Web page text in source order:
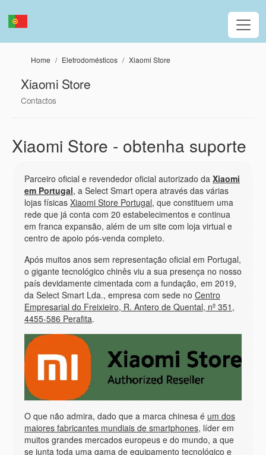
Home Eletrodomésticos Xiaomi Store
Xiaomi Store
Contactos
Xiaomi Store - obtenha suporte
Parceiro oficial e revendedor oficial autorizado da Xiaomi
em Portugal, a Select Smart opera através das várias
lojas físicas Xiaomi Store Portugal, que constituem uma
rede que já conta com 20 estabelecimentos e continua
em franca expansão, além de um site com loja virtual e
centro de apoio pós-venda completo.
Após muitos anos sem representação oficial em Portugal,
o gigante tecnológico chinês viu a sua presença no nosso
país devidamente cimentada com a fundação, em 2019,
da Select Smart Lda., empresa com sede no Centro
Empresarial do Freixieiro, R. Antero de Quental, nº 351,
4455-586 Perafita.
O que não admira, dado que a marca chinesa é um dos
maiores fabricantes mundiais de smartphones, líder em
muitos grandes mercados europeus e do mundo, a que
se junta toda uma gama de equipamento tecnológico e